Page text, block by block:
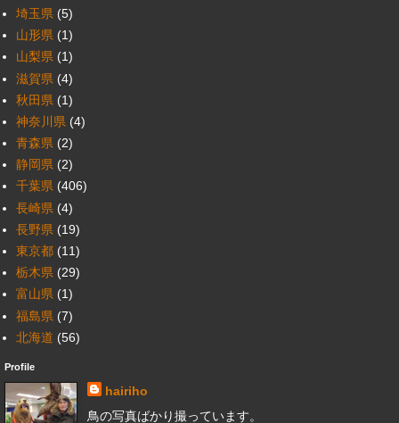
埼玉県 (5)
山形県 (1)
山梨県 (1)
滋賀県 (4)
秋田県 (1)
神奈川県 (4)
青森県 (2)
静岡県 (2)
千葉県 (406)
長崎県 (4)
長野県 (19)
東京都 (11)
栃木県 (29)
富山県 (1)
福島県 (7)
北海道 (56)
Profile
hairiho
鳥の写真ばかり撮っています。